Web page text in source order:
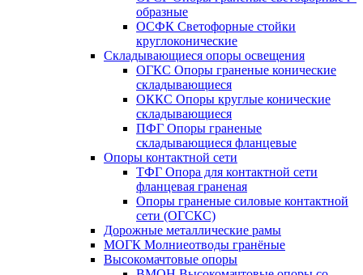
образные
ОСФК Светофорные стойки
круглоконические
Складывающиеся опоры освещения
ОГКС Опоры граненые конические
складывающиеся
ОККС Опоры круглые конические
складывающиеся
ПФГ Опоры граненые
складывающиеся фланцевые
Опоры контактной сети
ТФГ Опора для контактной сети
фланцевая граненая
Опоры граненые силовые контактной
сети (ОГСКС)
Дорожные металлические рамы
МОГК Молниеотводы гранёные
Высокомачтовые опоры